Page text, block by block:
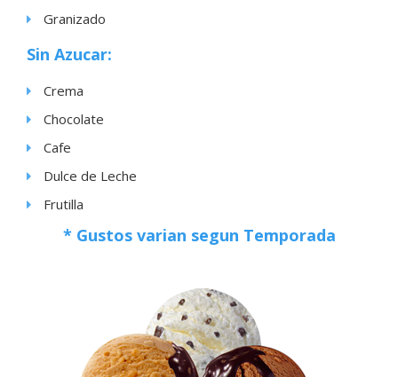
Granizado
Sin Azucar:
Crema
Chocolate
Cafe
Dulce de Leche
Frutilla
* Gustos varian segun Temporada